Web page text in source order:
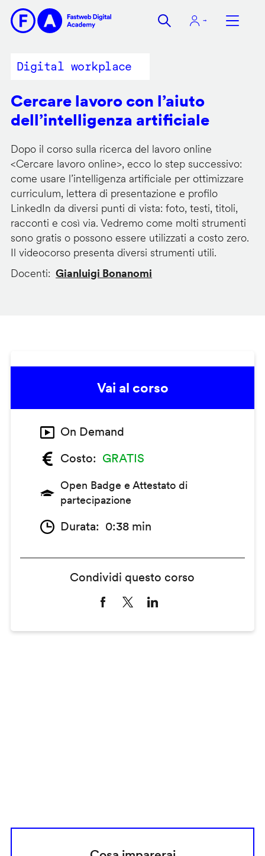
contenuto
Digital workplace
Cercare lavoro con l’aiuto
dell’intelligenza artificiale
Dopo il corso sulla ricerca del lavoro online
<Cercare lavoro online>, ecco lo step successivo:
come usare l’intelligenza artificiale per ottimizzare
curriculum, lettera di presentazione e profilo
LinkedIn da diversi punti di vista: foto, testi, titoli,
racconti e così via. Vedremo come molti strumenti
sono gratis o possono essere utilizzati a costo zero.
Il videocorso presenta diversi strumenti utili.
Docenti
Gianluigi Bonanomi
Vai al corso
On Demand
Costo
GRATIS
Open Badge e Attestato di
partecipazione
Durata 0:38 min
Condividi questo corso